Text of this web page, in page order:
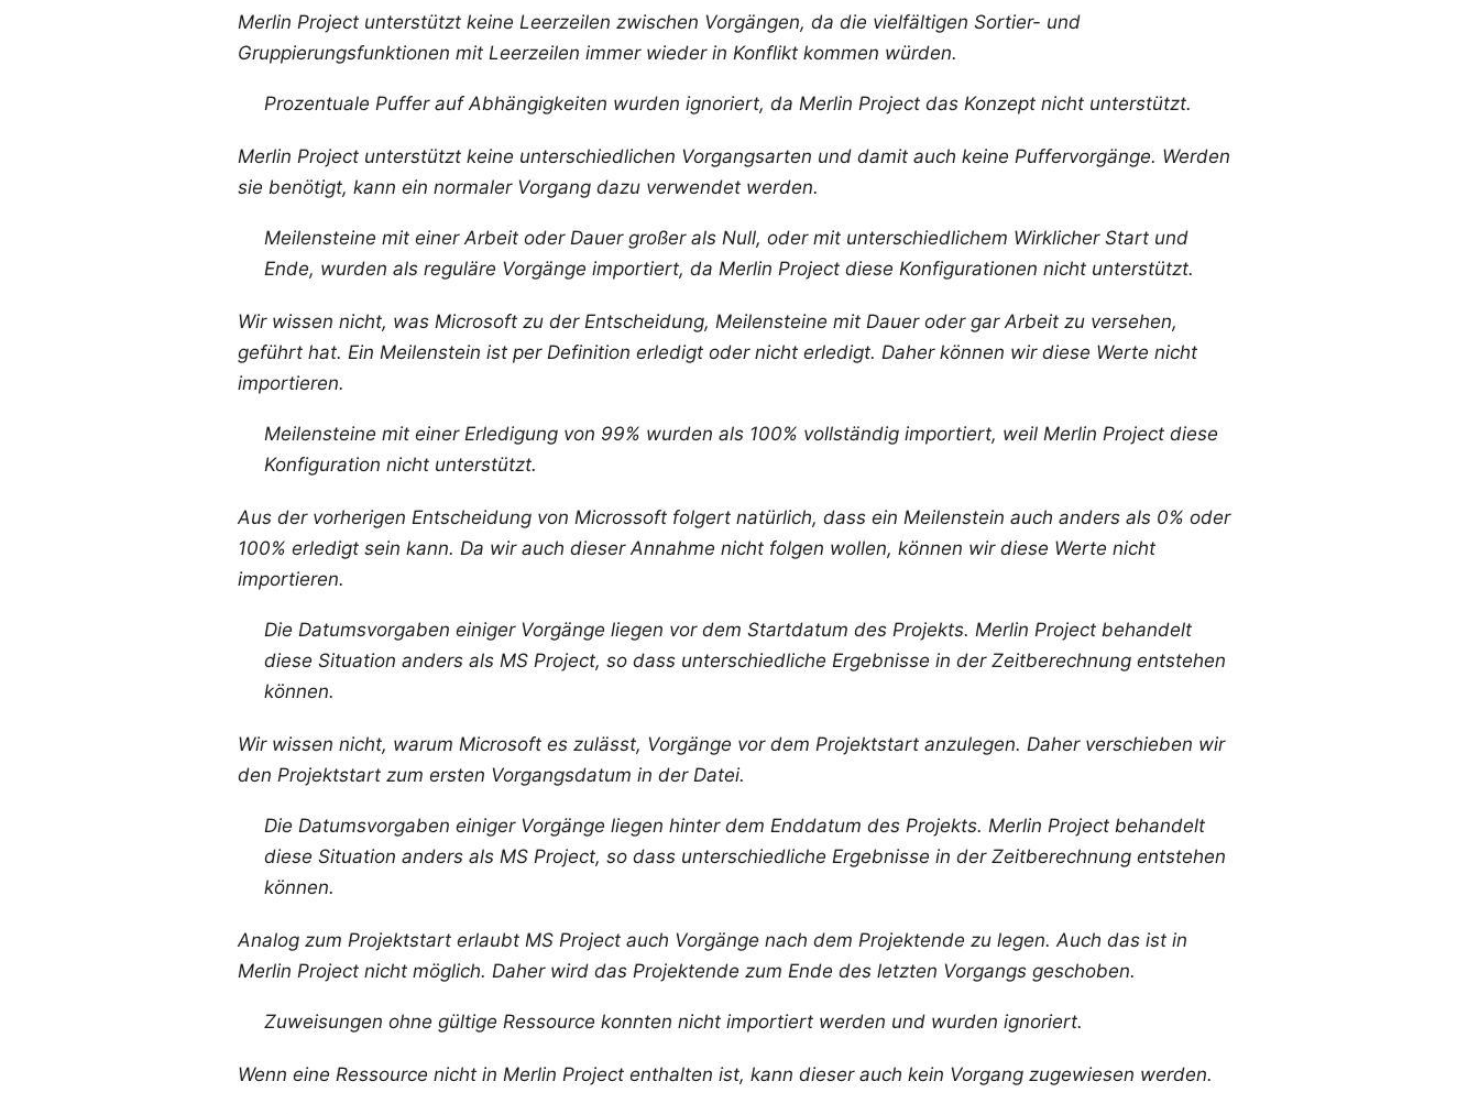
Merlin Project unterstützt keine Leerzeilen zwischen Vorgängen, da die vielfältigen Sortier- und
Gruppierungsfunktionen mit Leerzeilen immer wieder in Konflikt kommen würden.
Prozentuale Puffer auf Abhängigkeiten wurden ignoriert, da Merlin Project das Konzept nicht unterstützt.
Merlin Project unterstützt keine unterschiedlichen Vorgangsarten und damit auch keine Puffervorgänge. Werden
sie benötigt, kann ein normaler Vorgang dazu verwendet werden.
Meilensteine mit einer Arbeit oder Dauer großer als Null, oder mit unterschiedlichem Wirklicher Start und
Ende, wurden als reguläre Vorgänge importiert, da Merlin Project diese Konfigurationen nicht unterstützt.
Wir wissen nicht, was Microsoft zu der Entscheidung, Meilensteine mit Dauer oder gar Arbeit zu versehen,
geführt hat. Ein Meilenstein ist per Definition erledigt oder nicht erledigt. Daher können wir diese Werte nicht
importieren.
Meilensteine mit einer Erledigung von 99% wurden als 100% vollständig importiert, weil Merlin Project diese
Konfiguration nicht unterstützt.
Aus der vorherigen Entscheidung von Microssoft folgert natürlich, dass ein Meilenstein auch anders als 0% oder
100% erledigt sein kann. Da wir auch dieser Annahme nicht folgen wollen, können wir diese Werte nicht
importieren.
Die Datumsvorgaben einiger Vorgänge liegen vor dem Startdatum des Projekts. Merlin Project behandelt
diese Situation anders als MS Project, so dass unterschiedliche Ergebnisse in der Zeitberechnung entstehen
können.
Wir wissen nicht, warum Microsoft es zulässt, Vorgänge vor dem Projektstart anzulegen. Daher verschieben wir
den Projektstart zum ersten Vorgangsdatum in der Datei.
Die Datumsvorgaben einiger Vorgänge liegen hinter dem Enddatum des Projekts. Merlin Project behandelt
diese Situation anders als MS Project, so dass unterschiedliche Ergebnisse in der Zeitberechnung entstehen
können.
Analog zum Projektstart erlaubt MS Project auch Vorgänge nach dem Projektende zu legen. Auch das ist in
Merlin Project nicht möglich. Daher wird das Projektende zum Ende des letzten Vorgangs geschoben.
Zuweisungen ohne gültige Ressource konnten nicht importiert werden und wurden ignoriert.
Wenn eine Ressource nicht in Merlin Project enthalten ist, kann dieser auch kein Vorgang zugewiesen werden.